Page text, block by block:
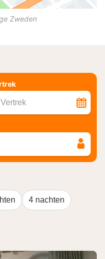
Zweden
Vertrek
4 nachten